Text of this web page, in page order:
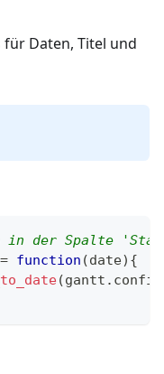
Daten, Titel und
der Spalte
= function (date) {
(gantt . config